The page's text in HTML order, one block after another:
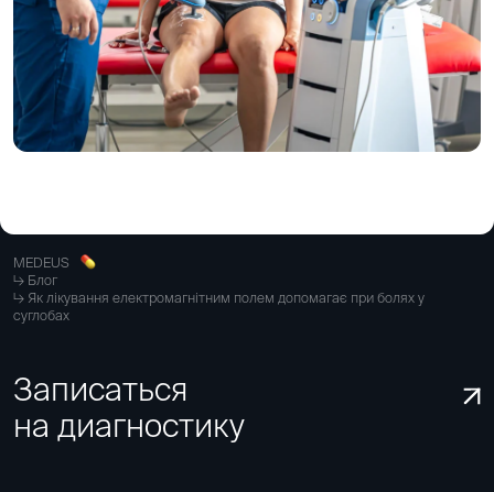
MEDEUS
Блог
Як лікування електромагнітним полем допомагає при болях у
суглобах
Записаться
на диагностику